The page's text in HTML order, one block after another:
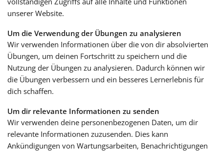
unserer Website.
Um die Verwendung der Übungen zu analysieren
Wir verwenden Informationen über die von dir absolvierten
Übungen, um deinen Fortschritt zu speichern und die
Nutzung der Übungen zu analysieren. Dadurch können wir
die Übungen verbessern und ein besseres Lernerlebnis für
dich schaffen.
Um dir relevante Informationen zu senden
Wir verwenden deine personenbezogenen Daten, um dir
relevante Informationen zuzusenden. Dies kann
Ankündigungen von Wartungsarbeiten, Benachrichtigungen